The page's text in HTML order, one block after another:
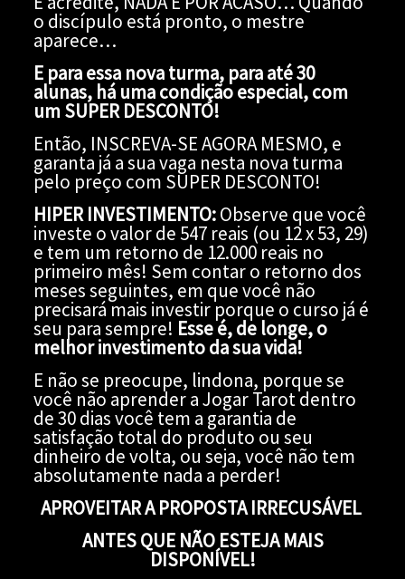
o discípulo está pronto, o mestre
aparece…
E para essa nova turma, para até 30
alunas, há uma condição especial, com
um SUPER DESCONTO!
Então, INSCREVA-SE AGORA MESMO, e
garanta já a sua vaga nesta nova turma
pelo preço com SUPER DESCONTO!
HIPER INVESTIMENTO:Observe que você
investe o valor de 547 reais (ou 12 x 53, 29)
e tem um retorno de 12.000 reais no
primeiro mês! Sem contar o retorno dos
meses seguintes, em que você não
precisará mais investir porque o curso já é
seu para sempre! Esse é, de longe, o
melhor investimento da sua vida!
E não se preocupe, lindona, porque se
você não aprender a Jogar Tarot dentro
de 30 dias você tem a garantia de
satisfação total do produto ou seu
dinheiro de volta, ou seja, você não tem
absolutamente nada a perder!
APROVEITAR A PROPOSTA IRRECUSÁVEL
ANTES QUE NÃO ESTEJA MAIS
DISPONÍVEL!